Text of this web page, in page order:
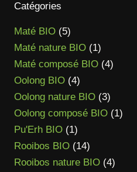
Catégories
Maté BIO 55
produits
Maté nature BIO 11
produit
Maté composé BIO 44
Oolong BIO 44
produits
Oolong nature BIO 33
produits
Oolong composé BIO 11
Pu'Erh BIO 11
produit
Rooibos BIO 1414
produits
Rooibos nature BIO 44